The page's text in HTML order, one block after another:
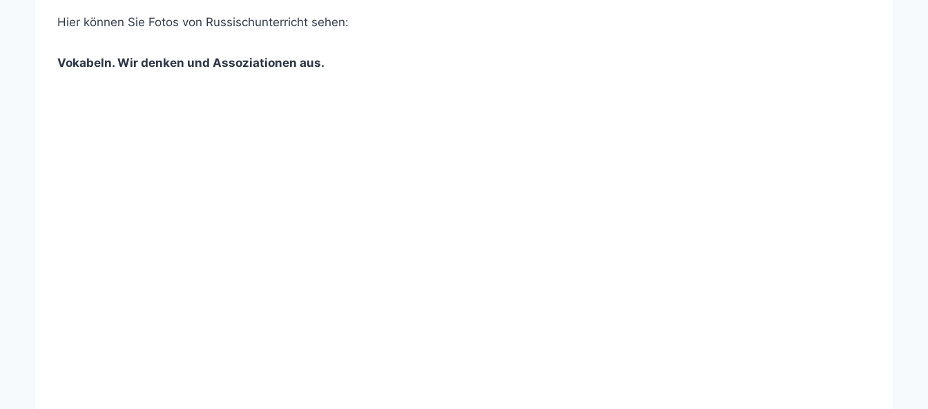
Hier können Sie Fotos von Russischunterricht sehen:
Vokabeln. Wir denken und Assoziationen aus.